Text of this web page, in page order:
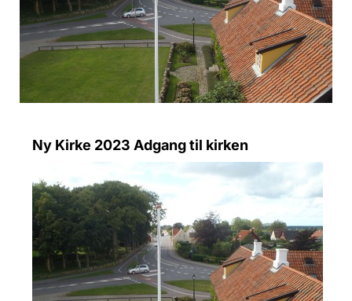
Ny Kirke 2023 Adgang til kirken